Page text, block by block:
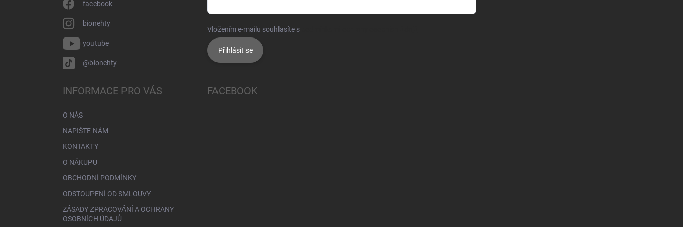
facebook
bionehty
youtube
@bionehty
Vložením e-mailu souhlasíte s
Přihlásit se
INFORMACE PRO VÁS
O NÁS
NAPIŠTE NÁM
KONTAKTY
O NÁKUPU
OBCHODNÍ PODMÍNKY
ODSTOUPENÍ OD SMLOUVY
ZÁSADY ZPRACOVÁNÍ A OCHRANY
OSOBNÍCH ÚDAJŮ
FACEBOOK